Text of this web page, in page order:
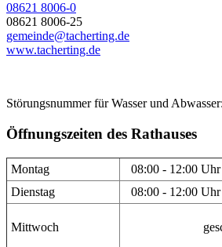
08621 8006-0
08621 8006-25
gemeinde@tacherting.de
www.tacherting.de
Störungsnummer für Wasser und
Öffnungszeiten des Rathauses
Montag 08:00 - 12:00 Uhr
Dienstag
08:00 - 12:00 Uhr
Mittwoch